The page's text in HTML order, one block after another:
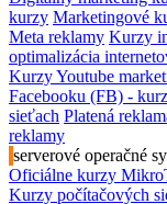
kurzy Marketingové
Meta reklamy Kurzy
optimalizácia
Kurzy Youtube
Facebooku (FB) -
sieťach Platená
reklamy
serverové operačné
Oficiálne kurzy
Kurzy počítačových